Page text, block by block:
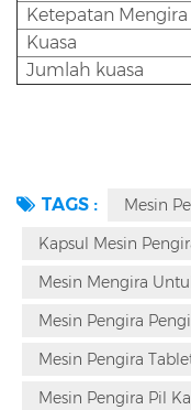
Ketepatan Mengira
Kuasa
Jumlah kuasa
TAGS :
Mesin
Kapsul Mesin
Mesin Mengira
Mesin Pengira
Mesin Pengira
Mesin Pengira Pil